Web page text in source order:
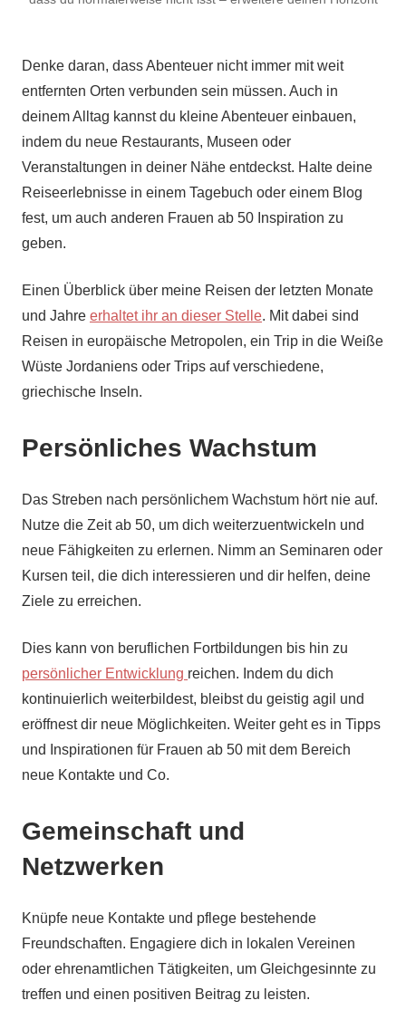
Denke daran, dass Abenteuer nicht immer mit weit
entfernten Orten verbunden sein müssen. Auch in
deinem Alltag kannst du kleine Abenteuer einbauen,
indem du neue Restaurants, Museen oder
Veranstaltungen in deiner Nähe entdeckst. Halte deine
Reiseerlebnisse in einem Tagebuch oder einem Blog
fest, um auch anderen Frauen ab 50 Inspiration zu
geben.
Einen Überblick über meine Reisen der letzten Monate
und Jahre erhaltet ihr an dieser Stelle. Mit dabei sind
Reisen in europäische Metropolen, ein Trip in die Weiße
Wüste Jordaniens oder Trips auf verschiedene,
griechische Inseln.
Persönliches Wachstum
Das Streben nach persönlichem Wachstum hört nie auf.
Nutze die Zeit ab 50, um dich weiterzuentwickeln und
neue Fähigkeiten zu erlernen. Nimm an Seminaren oder
Kursen teil, die dich interessieren und dir helfen, deine
Ziele zu erreichen.
Dies kann von beruflichen Fortbildungen bis hin zu
persönlicher Entwicklung reichen. Indem du dich
kontinuierlich weiterbildest, bleibst du geistig agil und
eröffnest dir neue Möglichkeiten. Weiter geht es in Tipps
und Inspirationen für Frauen ab 50 mit dem Bereich
neue Kontakte und Co.
Gemeinschaft und
Netzwerken
Knüpfe neue Kontakte und pflege bestehende
Freundschaften. Engagiere dich in lokalen Vereinen
oder ehrenamtlichen Tätigkeiten, um Gleichgesinnte zu
treffen und einen positiven Beitrag zu leisten.